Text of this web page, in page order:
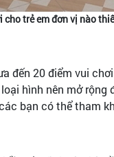
trẻ em đơn vị nào
đến 20 điểm vui
hình nên mở rộng
bạn có thể tham